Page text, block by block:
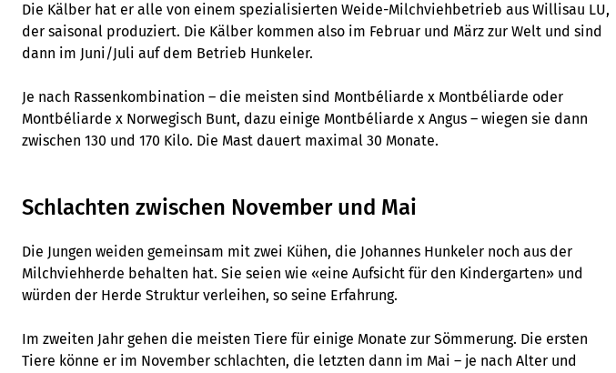
Die Kälber hat er alle von einem spezialisierten Weide-Milchviehbetrieb aus Willisau LU,
der saisonal produziert. Die Kälber kommen also im Februar und März zur Welt und sind
dann im Juni/Juli auf dem Betrieb Hunkeler.
Je nach Rassenkombination – die meisten sind Montbéliarde x Montbéliarde oder
Montbéliarde x Norwegisch Bunt, dazu einige Montbéliarde x Angus – wiegen sie dann
zwischen 130 und 170 Kilo. Die Mast dauert maximal 30 Monate.
Schlachten zwischen November und Mai
Die Jungen weiden gemeinsam mit zwei Kühen, die Johannes Hunkeler noch aus der
Milchviehherde behalten hat. Sie seien wie «eine Aufsicht für den Kindergarten» und
würden der Herde Struktur verleihen, so seine Erfahrung.
Im zweiten Jahr gehen die meisten Tiere für einige Monate zur Sömmerung. Die ersten
Tiere könne er im November schlachten, die letzten dann im Mai – je nach Alter und